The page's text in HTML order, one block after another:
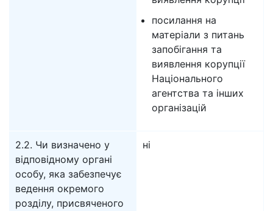
посилання на
матеріали з питань
запобігання та
виявлення корупції
Національного
агентства та інших
організацій
2.2. Чи визначено у
відповідному органі
особу, яка забезпечує
ведення окремого
розділу, присвяченого
ні